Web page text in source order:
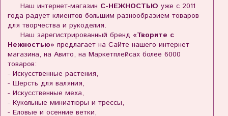
Наш интернет-магазин С-НЕЖНОСТЬЮ уже с 2011
года радует клиентов большим разнообразием товаров
для творчества и рукоделия.
Наш зарегистрированный бренд «Творите с
Нежностью» предлагает на Сайте нашего интернет
магазина, на Авито, на Маркетплейсах более 6000
товаров:
- Искусственные растения,
- Шерсть для валяния,
- Искусственные меха,
- Кукольные миниатюры и трессы,
- Еловые и осенние ветки,